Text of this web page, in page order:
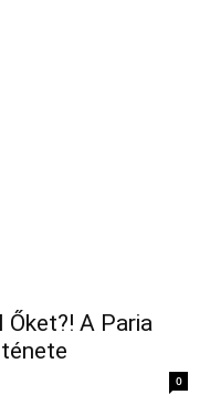
A Paria
0